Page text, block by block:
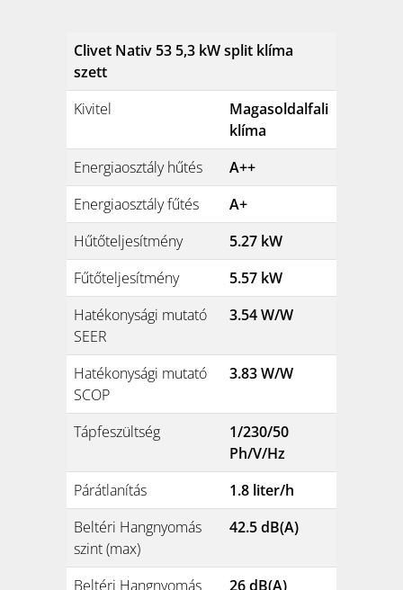
Clivet Nativ 53 5,3 kW split klíma
szett
Kivitel
Magasoldalfali
klíma
Energiaosztály hűtés
A++
Energiaosztály fűtés
A+
Hűtőteljesítmény
5.27 kW
Fűtőteljesítmény
5.57 kW
Hatékonysági mutató
SEER
3.54 W/W
Hatékonysági mutató
SCOP
3.83 W/W
Tápfeszültség
1/230/50
Ph/V/Hz
Párátlanítás
1.8 liter/h
Beltéri Hangnyomás
szint (max)
42.5 dB(A)
Beltéri Hangnyomás 26 dB(A)